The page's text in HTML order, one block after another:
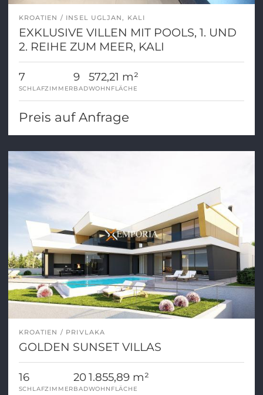
KROATIEN INSEL UGLJAN, KALI
EXKLUSIVE VILLEN MIT POOLS, 1. UND
2. REIHE ZUM MEER, KALI
7
SCHLAFZIMMER
9
BAD
572,21 m²
WOHNFLÄCHE
Preis auf Anfrage
KROATIEN PRIVLAKA
GOLDEN SUNSET VILLAS
16
SCHLAFZIMMER
20
BAD
1.855,89 m²
WOHNFLÄCHE